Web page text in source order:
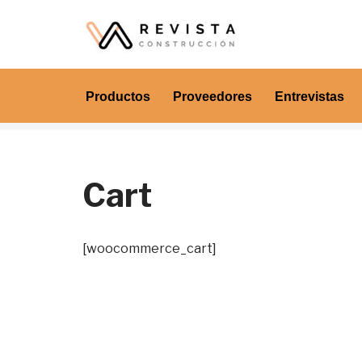
al
Productos Proveedores Entrevistas
Cart
[woocommerce_cart]